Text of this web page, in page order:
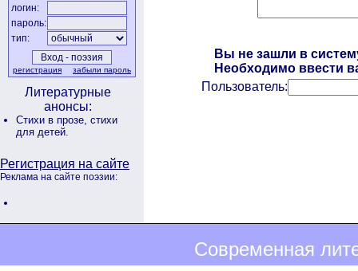
логин:
пароль:
тип:
регистрация забыли пароль
Литературные
анонсы:
Стихи в прозе, стихи
для детей.
Регистрация на сайте
Реклама на сайте поэзии:
Вы не зашли в
Необходимо ввести
Пользователь:
Современная